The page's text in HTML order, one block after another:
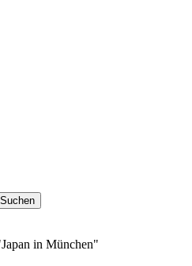
Suchen
in München"